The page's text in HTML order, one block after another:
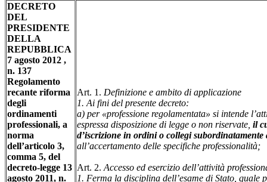
DECRETO
DEL
PRESIDENTE
DELLA
REPUBBLICA
7 agosto 2012 ,
n. 137
Regolamento
recante riforma
degli
ordinamenti
professionali, a
norma
dell’articolo 3,
comma 5, del
decreto-legge 13
agosto 2011, n.
Art. 1. Definizione e ambito di applicazione
1. Ai fini del presente decreto:
a) per «professione regolamentata» si intende
espressa disposizione di legge o non riservate, il
d’iscrizione in ordini o collegi
all’accertamento delle specifiche professionalità;
Art. 2. Accesso ed esercizio dell’attività
1. Ferma la disciplina dell’esame di Stato,